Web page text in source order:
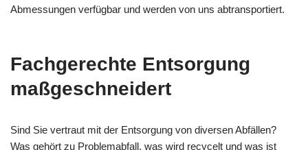
Abmessungen verfügbar und werden von uns abtransportiert.
Fachgerechte Entsorgung
maßgeschneidert
Sind Sie vertraut mit der Entsorgung von diversen Abfällen?
Was gehört zu Problemabfall, was wird recycelt und was ist